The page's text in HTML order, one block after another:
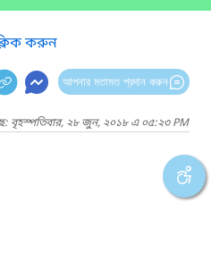
করুন
আপনার মতামত প্রদান করুন
বৃহস্পতিবার, ২৮ জুন, ২০১৮ এ ০৫:২৩ PM